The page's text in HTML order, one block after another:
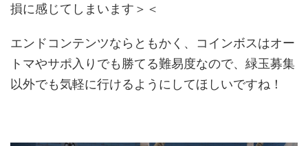
損に感じてしまいます＞＜
エンドコンテンツならともかく、コインボスはオー
トマやサポ入りでも勝てる難易度なので、緑玉募集
以外でも気軽に行けるようにしてほしいですね！